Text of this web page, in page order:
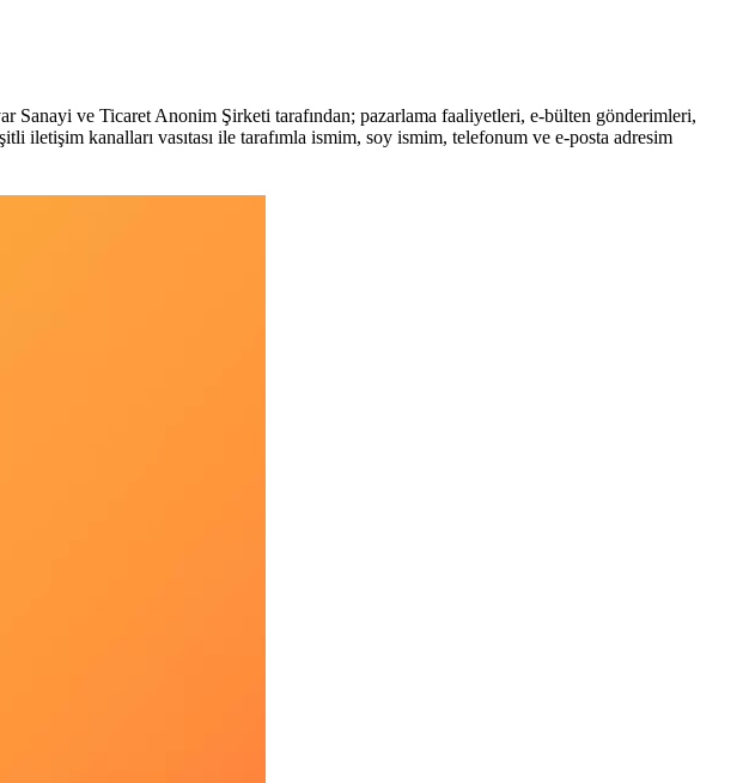
ve Ticaret Anonim Şirketi tarafından; pazarlama faaliyetleri, e-bülten gönderimleri,
iletişim kanalları vasıtası ile tarafımla ismim, soy ismim, telefonum ve e-posta adresim